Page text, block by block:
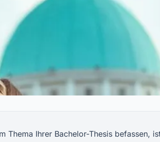
Thema Ihrer Bachelor-Thesis befassen,